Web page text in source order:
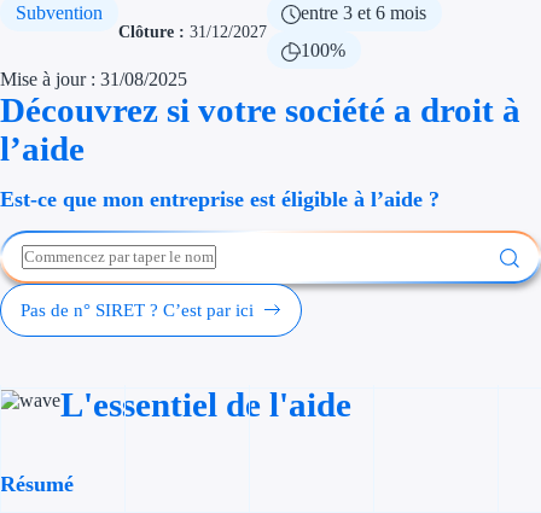
Étapes de vie
Cession
Entreprise
Aides
Subvention
Clôture : 31/12/2027
entre 3 et 6 mois
100%
Mise à jour : 31/08/2025
Découvrez si votre société a droit à
l’aide
Est-ce que mon entreprise est éligible à l’aide ?
Pas de n° SIRET ? C’est par ici
L'essentiel de l'aide
Résumé